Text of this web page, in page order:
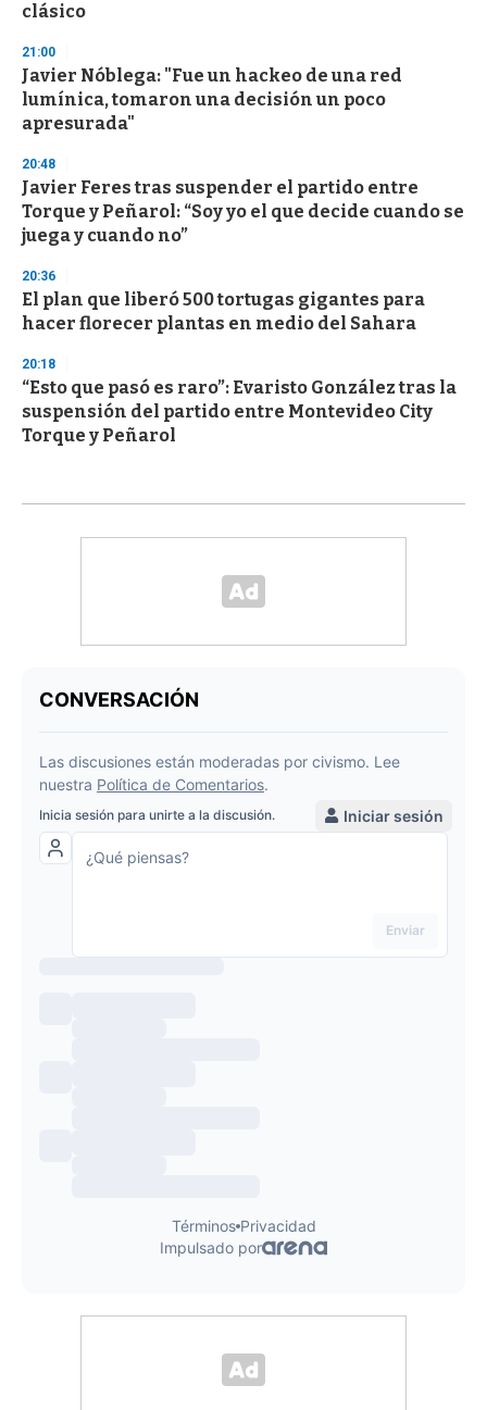
clásico
21:00
Javier Nóblega: "Fue un hackeo de una red
lumínica, tomaron una decisión un poco
apresurada"
20:48
Javier Feres tras suspender el partido entre
Torque y Peñarol: “Soy yo el que decide cuando se
juega y cuando no”
20:36
El plan que liberó 500 tortugas gigantes para
hacer florecer plantas en medio del Sahara
20:18
“Esto que pasó es raro”: Evaristo González tras la
suspensión del partido entre Montevideo City
Torque y Peñarol